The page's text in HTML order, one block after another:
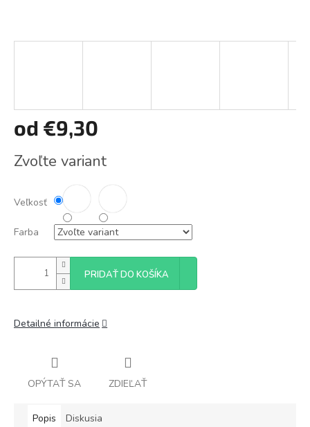
od €9,30
cena:
Zvoľte variant
Veľkosť
Farba
PRIDAŤ DO KOŠÍKA
Detailné informácie
OPÝTAŤ SA ZDIEĽAŤ
Popis Diskusia